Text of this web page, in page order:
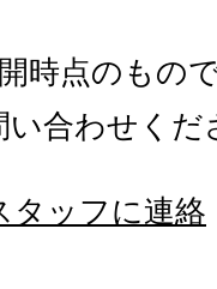
時点のもの
い合わせくだ
タッフに連絡